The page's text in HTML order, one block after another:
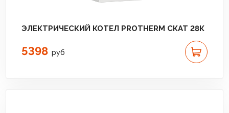
ЭЛЕКТРИЧЕСКИЙ КОТЕЛ PROTHERM СКАТ 28К
5398 руб